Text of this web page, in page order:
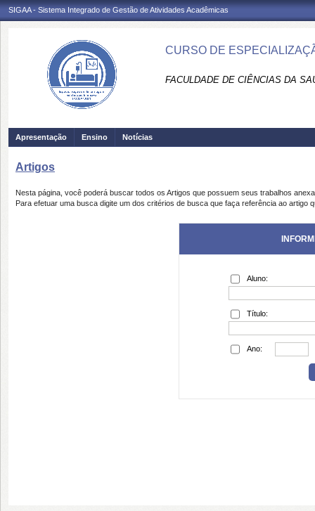
SIGAA - Sistema Integrado de Gestão de Atividades Acadêmicas
CURSO DE
FACULDADE DE CIÊNCIAS DA
Apresentação Ensino Notícias
Artigos
Nesta página, você poderá buscar todos os Artigos que possuem seus trabalhos
Para efetuar uma busca digite um dos critérios de busca que faça referência ao artigo
Aluno:
Título:
Ano: